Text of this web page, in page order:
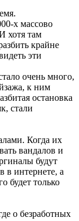
х массово
хотя там
крайне
эти
очень много,
к ним
остановка
стали
Когда их
вандалов и
будут
в интернете, а
будет только
о безработных